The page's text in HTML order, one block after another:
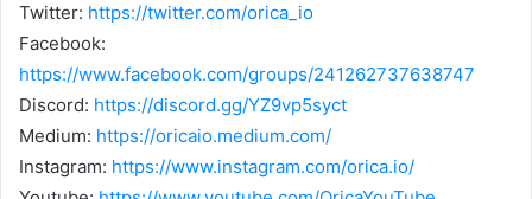
Twitter: https://twitter.com/orica_io
Facebook:
https://www.facebook.com/groups/241262737638747
Discord: https://discord.gg/YZ9vp5syct
Medium: https://oricaio.medium.com/
Instagram: https://www.instagram.com/orica.io/